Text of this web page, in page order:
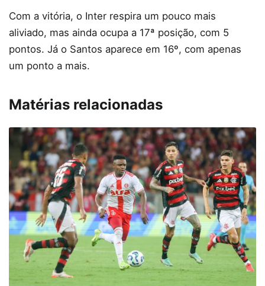
Com a vitória, o Inter respira um pouco mais
aliviado, mas ainda ocupa a 17ª posição, com 5
pontos. Já o Santos aparece em 16º, com apenas
um ponto a mais.
Matérias relacionadas